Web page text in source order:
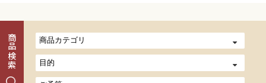
商品検索